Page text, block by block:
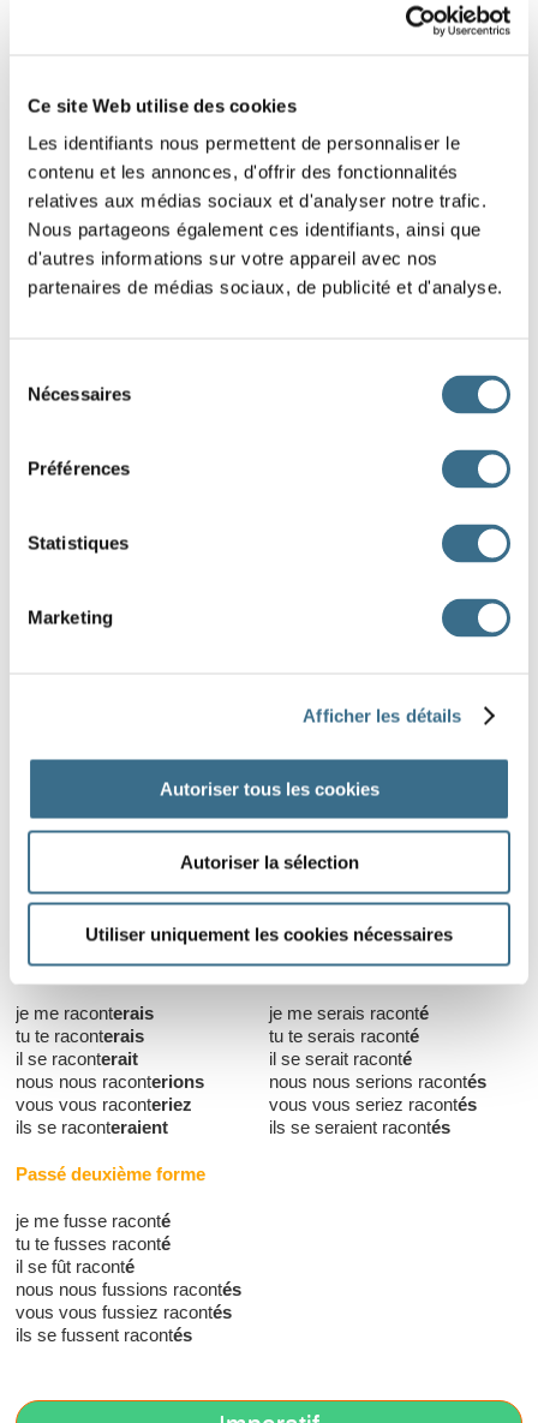
Ce site Web utilise des cookies
Les identifiants nous permettent de personnaliser le
contenu et les annonces, d'offrir des fonctionnalités
relatives aux médias sociaux et d'analyser notre trafic.
Nous partageons également ces identifiants, ainsi que
d'autres informations sur votre appareil avec nos
partenaires de médias sociaux, de publicité et d'analyse.
Nécessaires
Préférences
Statistiques
Marketing
Afficher les détails
Autoriser tous les cookies
Autoriser la sélection
Utiliser uniquement les cookies nécessaires
qu'il se racont
que nous nous racont
é
que nous nous soyons racontés
és
que nous nous racontassions
que vous vous racontassiez
que tu te fusses raconté
que nous nous fussions
racontés
qu'ils se fussent racontés
Présent
je me raconterais
tu te raconterais
il se raconterait
nous nous raconterions
vous vous raconteriez
ils se raconteraient
Passé première forme
je me serais raconté
tu te serais raconté
il se serait raconté
nous nous serions racontés
vous vous seriez racontés
ils se seraient racontés
Passé deuxième forme
je me fusse raconté
tu te fusses raconté
il se fût raconté
nous nous fussions racontés
vous vous fussiez racontés
ils se fussent racontés